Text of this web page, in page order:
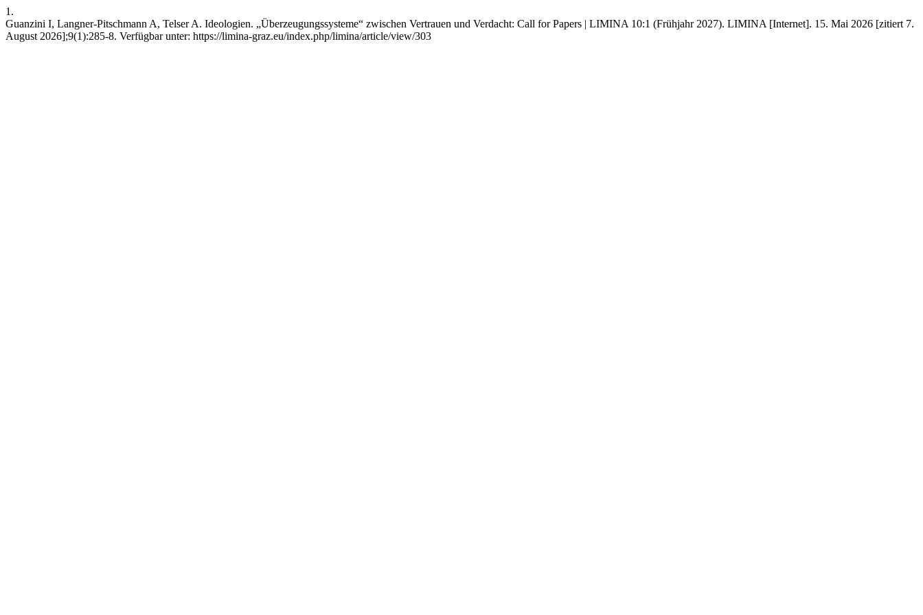
1.
Guanzini I, Langner-Pitschmann A, Telser A. Ideologien. „Überzeugungssysteme“ zwischen Vertrauen und Verdacht: Call for Papers | LIMINA 10:1 (Frühjahr 2027). LIMINA [Internet]. 15. Mai 2026 [zitiert 7.
August 2026];9(1):285-8. Verfügbar unter: https://limina-graz.eu/index.php/limina/article/view/303